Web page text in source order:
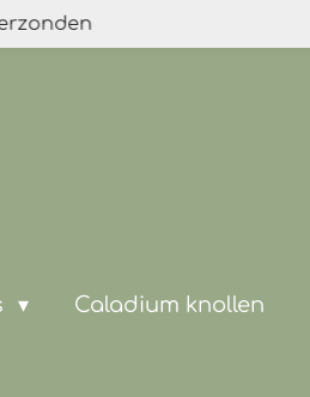
Caladium knollen